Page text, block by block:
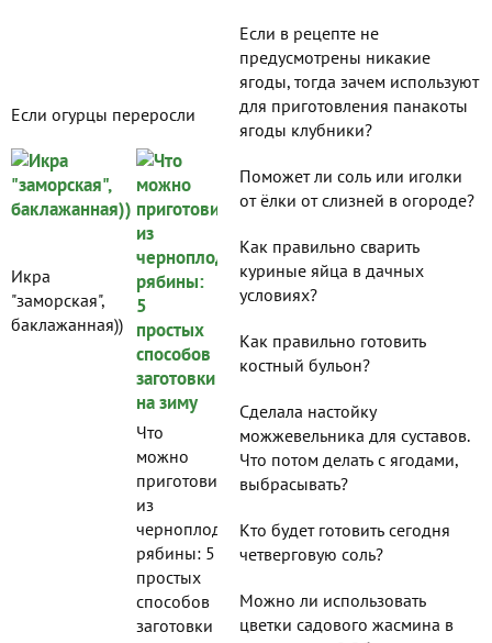
Если огурцы переросли
Икра
"заморская",
баклажанная))
Что
можно
приготовить
из
черноплодной
рябины: 5
простых
способов
заготовки
Если в рецепте не
предусмотрены никакие
ягоды, тогда зачем используют
для приготовления панакоты
ягоды клубники?
Поможет ли соль или иголки
от ёлки от слизней в огороде?
Как правильно сварить
куриные яйца в дачных
условиях?
Как правильно готовить
костный бульон?
Сделала настойку
можжевельника для суставов.
Что потом делать с ягодами,
выбрасывать?
Кто будет готовить сегодня
четверговую соль?
Можно ли использовать
цветки садового жасмина в